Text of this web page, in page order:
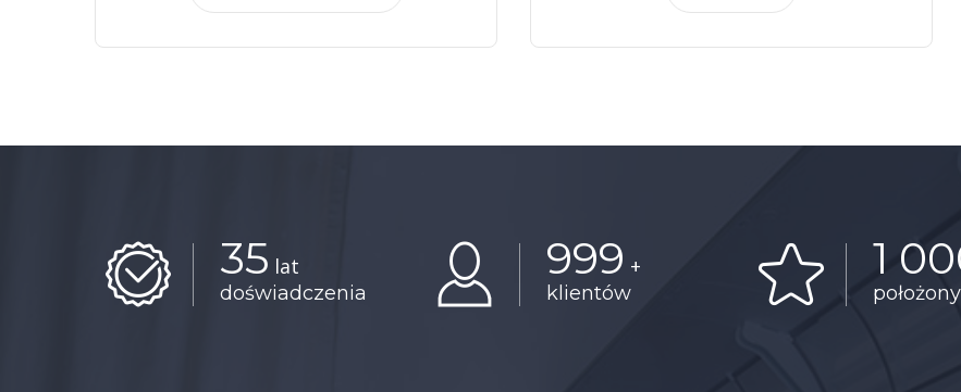
35 lat
doświadczenia
999 +
klientów
1